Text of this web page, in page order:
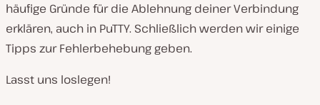
häufige Gründe für die Ablehnung deiner Verbindung
erklären, auch in PuTTY. Schließlich werden wir einige
Tipps zur Fehlerbehebung geben.
Lasst uns loslegen!